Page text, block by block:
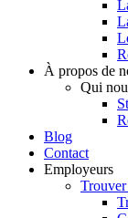
À propos de
Qui
Blog
Contact
Employeurs
Trouver